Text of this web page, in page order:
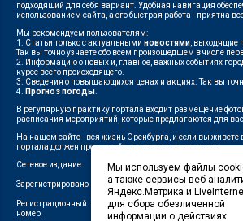
подходящий для себя вариант. Удобная навигация
использованием сайта, а его быстрая работа - приятна
Мы рекомендуем пользователям:
1. Статьи только с актуальными новостями , выходящие
Так вы точно узнаете обо всем произошедшем в числе
2. Информацию о новых и, главное, важных событиях
курсе всего происходящего.
3. Сведения о повышающихся ценах и акциях. Так вы
4.
Прогноз погоды
В регулярную практику портала входит размещение
расписания мероприятий, которые предлагаются для вас.
На нашем сайте - вся жизнь Оренбурга, и если вы живете
портала должен прочно войти в повседневную жизнь.
Сетевое издание
"1743"
Зарегистрировано
Федеральной службой по надзору в
информационных технологий и
(Роскомнадзор)
Регистрационный
номер
ЭЛ № ФС 77-75960 от 19.06.2019 г.
Мы используем файлы
а также сервисы веб-
Яндекс.Метрика и
для сбора обезличенной
информации о действиях